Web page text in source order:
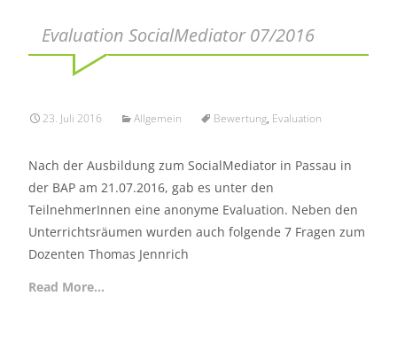
Evaluation SocialMediator 07/2016
23. Juli 2016 Allgemein Bewertung, Evaluation
Nach der Ausbildung zum SocialMediator in Passau in
der BAP am 21.07.2016, gab es unter den
TeilnehmerInnen eine anonyme Evaluation. Neben den
Unterrichtsräumen wurden auch folgende 7 Fragen zum
Dozenten Thomas Jennrich
Read More…